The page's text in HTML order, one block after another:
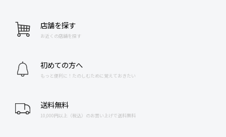
店舗を探す
お近くの店舗を探す
初めての方へ
もっと便利に！たのしむために覚えておきたい
送料無料
10,000円以上（税込）のお買い上げで送料無料